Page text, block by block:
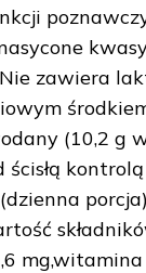
zawiera
(10,2 g
ścisłą